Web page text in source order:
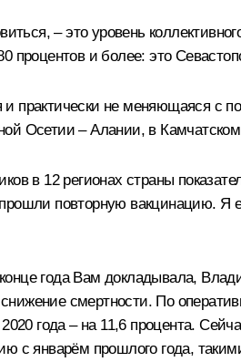
– это уровень
процентов и более: это
практически не меняющаяся с
Осетии – Алании, в
в 12 регионах страны
повторную вакцинацию. Я
года Вам докладывала,
смертности. По
года – на 11,6 процента.
с январём прошлого года,